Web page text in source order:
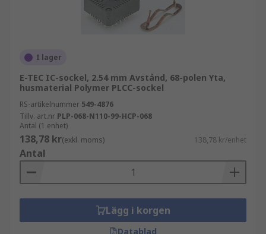
I lager
E-TEC IC-sockel, 2.54 mm Avstånd, 68-polen Yta,
husmaterial Polymer PLCC-sockel
RS-artikelnummer 549-4876
Tillv. art.nr PLP-068-N110-99-HCP-068
Antal (1 enhet)
138,78 kr(exkl. moms) 138,78 kr/enhet
Antal
Lägg i korgen
Datablad